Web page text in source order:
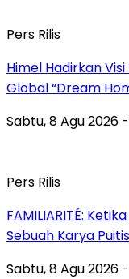
Pers Rilis
Himel Hadirkan
Global “Dream
Sabtu, 8 Agu 2026 -
Pers Rilis
FAMILIARITÉ:
Sebuah Karya Puitis
Sabtu, 8 Agu 2026 -